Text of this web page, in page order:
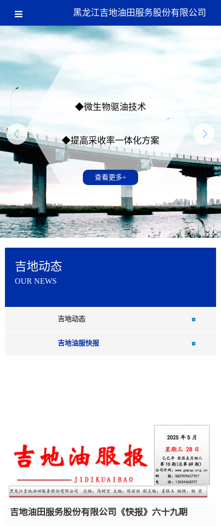
黑龙江吉地油田服务股份有限公司
查看更多+
◆微生物驱油技术
◆提高采收率一体化方案
查看更多+
吉地动态
OUR NEWS
吉地动态
吉地油服快报
吉地油田服务股份有限公司《快报》六十九期